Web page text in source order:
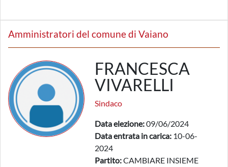
Amministratori del comune di Vaiano
FRANCESCA
VIVARELLI
Sindaco
Data elezione:09/06/2024
Data entrata in carica: 10-06-
2024
Partito:CAMBIARE INSIEME